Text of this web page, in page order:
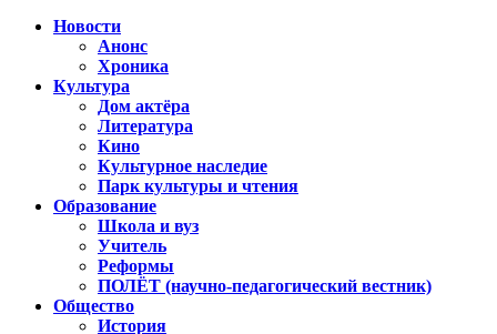
Новости
Анонс
Хроника
Культура
Дом актёра
Литература
Кино
Культурное наследие
Парк культуры и чтения
Образование
Школа и вуз
Учитель
Реформы
ПОЛЁТ (научно-педагогический вестник)
Общество
История